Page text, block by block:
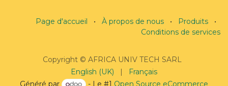
Page d'accueil • À propos de nous • Produits
•
Conditions de services
Copyright © AFRICA UNIV TECH SARL
English (UK)
|
Français
Généré par
- Le #1 Open Source eCommerce